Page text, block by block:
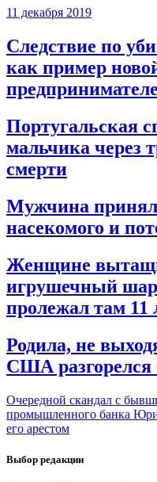
11 декабря 2019
Следствие по
как пример
Португальская
мальчика через
смерти
Мужчина принял
насекомого и
Женщине
игрушечный
пролежал там 11
Родила, не
США разгорелся
Очередной скандал с
промышленного банка
его арестом
Выбор редакции